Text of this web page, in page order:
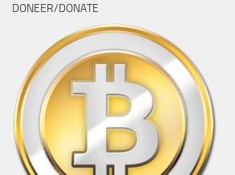
DONEER/DONATE